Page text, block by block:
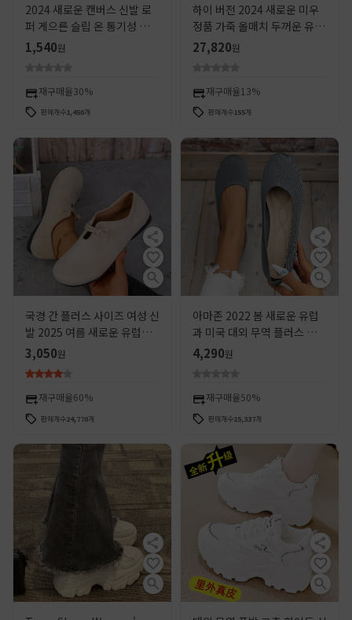
2024 새로운 캔버스 신발 로
퍼 게으른 슬립 온 통기성 편안
한 패션 다목적 캐주얼 캔버스
여성 신발
1,540원
재구매율30%
판매개수1,450개
하이 버전 2024 새로운 미우
정품 가죽 올매치 두꺼운 유일
한 나머지 흰색 신발 둥근 발가
락 빵 신발 레이스 업
27,820원
재구매율 13%
판매개수155개
국경 간 플러스 사이즈 여성 신
발 2025 여름 새로운 유럽과
미국 스타일 라운드 헤드 슬립
온 모든 것을 포함하는 솔리드
컬러 플랫 보켄 신발
3,050원
재구매율60%
판매개수24,770개
아마존 2022 봄 새로운 유럽
과 미국 대외 무역 플러스 사이
즈 라운드 헤드 플랫 신발 여성
의 콩 신발 스포츠 캐주얼 신발
4,290원
재구매율50%
판매개수15,337개